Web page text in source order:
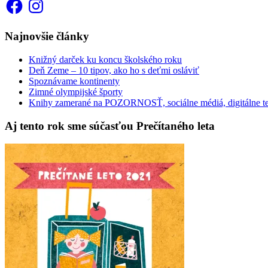
Najnovšie články
Knižný darček ku koncu školského roku
Deň Zeme – 10 tipov, ako ho s deťmi osláviť
Spoznávame kontinenty
Zimné olympijské športy
Knihy zamerané na POZORNOSŤ, sociálne médiá, digitálne
Aj tento rok sme súčasťou Prečítaného leta